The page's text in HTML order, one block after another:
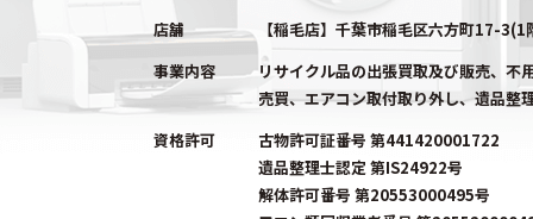
店舗
【稲毛店】千葉市稲毛区六方町17-3(1
事業内容
リサイクル品の出張買取及び販売、不
売買、エアコン取付取り外し、遺品整
資格許可
古物許可証番号 第441420001722
遺品整理士認定 第IS24922号
解体許可番号 第20553000495号